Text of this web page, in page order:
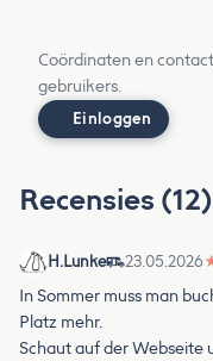
Coördinaten en
gebruikers.
Einloggen
Recensies (12)
H.Lunke 23.05.2026
In Sommer muss man
Platz mehr.
Schaut auf der Webseite